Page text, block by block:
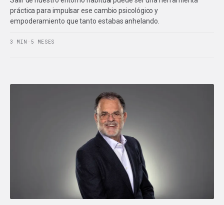
práctica para impulsar ese cambio psicológico y
empoderamiento que tanto estabas anhelando.
3 MIN · 5 MESES